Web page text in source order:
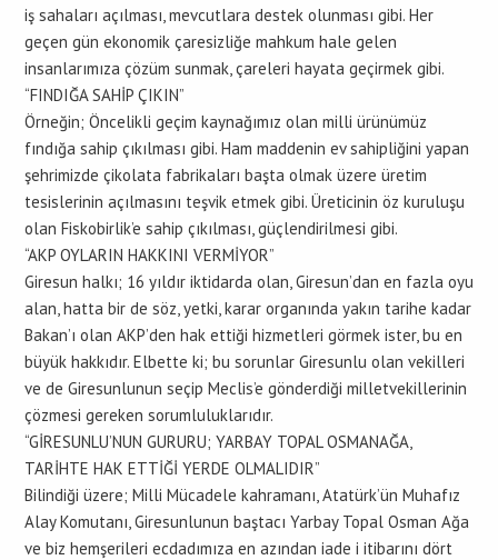
iş sahaları açılması, mevcutlara destek olunması gibi. Her
geçen gün ekonomik çaresizliğe mahkum hale gelen
insanlarımıza çözüm sunmak, çareleri hayata geçirmek gibi.
“FINDIĞA SAHİP ÇIKIN”
Örneğin; Öncelikli geçim kaynağımız olan milli ürünümüz
fındığa sahip çıkılması gibi. Ham maddenin ev sahipliğini yapan
şehrimizde çikolata fabrikaları başta olmak üzere üretim
tesislerinin açılmasını teşvik etmek gibi. Üreticinin öz kuruluşu
olan Fiskobirlik’e sahip çıkılması, güçlendirilmesi gibi.
“AKP OYLARIN HAKKINI VERMİYOR”
Giresun halkı; 16 yıldır iktidarda olan, Giresun’dan en fazla oyu
alan, hatta bir de söz, yetki, karar organında yakın tarihe kadar
Bakan’ı olan AKP’den hak ettiği hizmetleri görmek ister, bu en
büyük hakkıdır. Elbette ki; bu sorunlar Giresunlu olan vekilleri
ve de Giresunlunun seçip Meclis’e gönderdiği milletvekillerinin
çözmesi gereken sorumluluklarıdır.
“GİRESUNLU’NUN GURURU; YARBAY TOPAL OSMANAĞA,
TARİHTE HAK ETTİĞİ YERDE OLMALIDIR”
Bilindiği üzere; Milli Mücadele kahramanı, Atatürk’ün Muhafız
Alay Komutanı, Giresunlunun baştacı Yarbay Topal Osman Ağa
ve biz hemşerileri ecdadımıza en azından iade i itibarını dört